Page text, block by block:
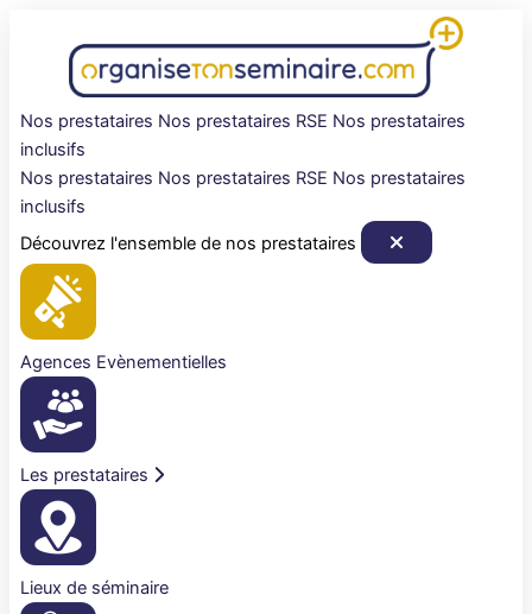
Nos prestataires Nos prestataires RSE Nos prestataires
inclusifs
Nos prestataires Nos prestataires RSE Nos prestataires
inclusifs
Découvrez l'ensemble de nos prestataires
Agences Evènementielles
Les prestataires
Lieux de séminaire